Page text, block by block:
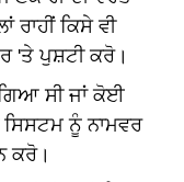
ਰਾਹੀਂ ਕਿਸੇ ਵੀ
'ਤੇ ਪੁਸ਼ਟੀ ਕਰੋ।
ਸੀ ਜਾਂ ਕੋਈ
ਸਿਸਟਮ ਨੂੰ ਨਾਮਵਰ
ਕਰੋ।